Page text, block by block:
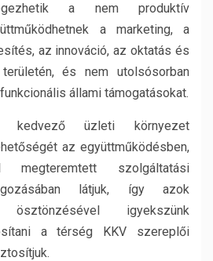
a nem produktív
a marketing, a
az innováció, az oktatás és
és nem utolsósorban
állami támogatásokat.
üzleti környezet
az együttműködésben,
szolgáltatási
látjuk, így azok
igyekszünk
a térség KKV szereplői